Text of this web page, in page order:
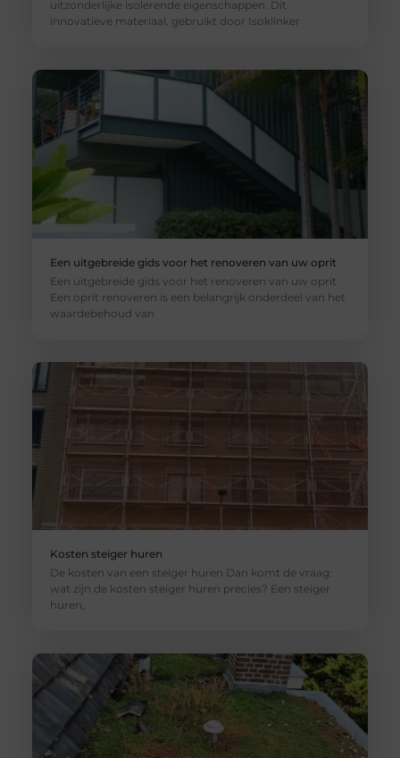
uitzonderlijke isolerende eigenschappen. Dit
innovatieve materiaal, gebruikt door Isoklinker
Een uitgebreide gids voor het renoveren van uw oprit
Een uitgebreide gids voor het renoveren van uw oprit
Een oprit renoveren is een belangrijk onderdeel van het
waardebehoud van
Kosten steiger huren
De kosten van een steiger huren Dan komt de vraag:
wat zijn de kosten steiger huren precies? Een steiger
huren,